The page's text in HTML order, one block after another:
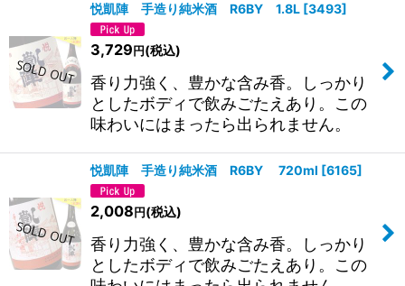
悦凱陣 手造り純米酒 R6BY 1.8L [3493]
3,729 円 (税込)
香り力強く、豊かな含み香。しっかり
としたボディで飲みごたえあり。この
味わいにはまったら出られません。
悦凱陣 手造り純米酒 R6BY 720ml [6165]
2,008 円 (税込)
香り力強く、豊かな含み香。しっかり
としたボディで飲みごたえあり。この